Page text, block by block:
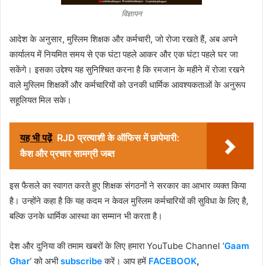
विज्ञापन
आदेश के अनुसार, मुस्लिम शिक्षक और कर्मचारी, जो रोजा रखते हैं, अब अपने
कार्यालय में नियमित समय से एक घंटा पहले आकर और एक घंटा पहले घर जा
सकेंगे। इसका उद्देश्य यह सुनिश्चित करना है कि रमजान के महीने में रोजा रखने
वाले मुस्लिम शिक्षकों और कर्मचारियों को उनकी धार्मिक आवश्यकताओं के अनुरूप
सहूलियत मिल सके।
यह भी पढ़ें RJD प्रत्याशी के ऑफिस में छापेमारी:
कैश और प्रचार सामग्री जब्त
इस फैसले का स्वागत करते हुए शिक्षक संगठनों ने सरकार का आभार व्यक्त किया
है। उन्होंने कहा है कि यह कदम न केवल मुस्लिम कर्मचारियों की सुविधा के लिए है,
बल्कि उनके धार्मिक आस्था का सम्मान भी करता है।
देश और दुनिया की तमाम खबरों के लिए हमारा YouTube Channel ‘Gaam
Ghar’ को अभीsubscribe करें। आप हमें FACEBOOK,